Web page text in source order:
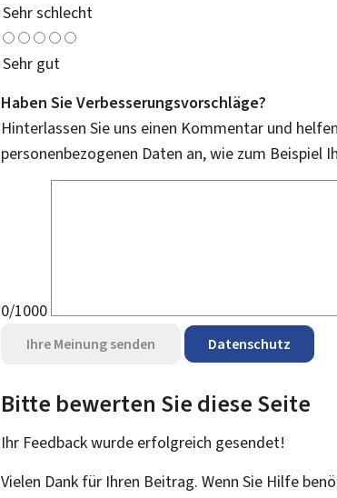
Sehr schlecht
Sehr gut
Haben Sie Verbesserungsvorschläge?
Hinterlassen Sie uns einen Kommentar und
personenbezogenen Daten an, wie zum Beispiel
0/1000
Ihre Meinung senden Datenschutz
Bitte bewerten Sie diese Seite
Ihr Feedback wurde erfolgreich gesendet!
Vielen Dank für Ihren Beitrag. Wenn Sie Hilfe